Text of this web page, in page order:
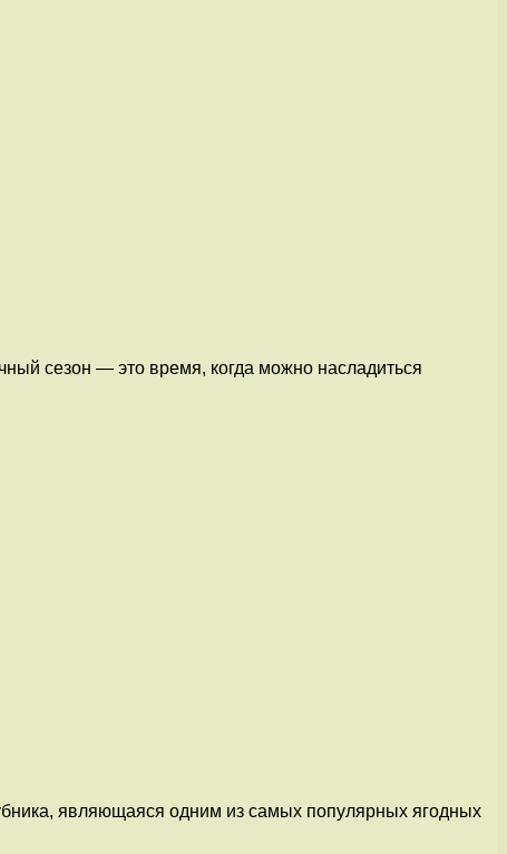
сезон — это время, когда можно насладиться
являющаяся одним из самых популярных ягодных